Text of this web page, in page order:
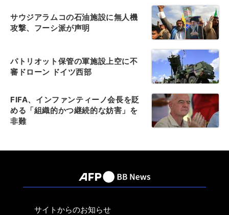
サウジアラムコの石油施設に無人機
攻撃、フーシ派が声明
パトリオット保管の軍施設上空に不
審ドローン ドイツ西部
FIFA、インファンティーノ会長を貶
める「組織的かつ継続的な妨害」を
非難
サイトからのお知らせ